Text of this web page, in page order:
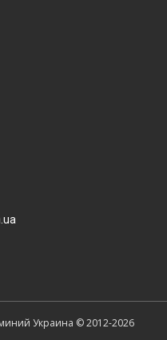
Украина © 2012-2026